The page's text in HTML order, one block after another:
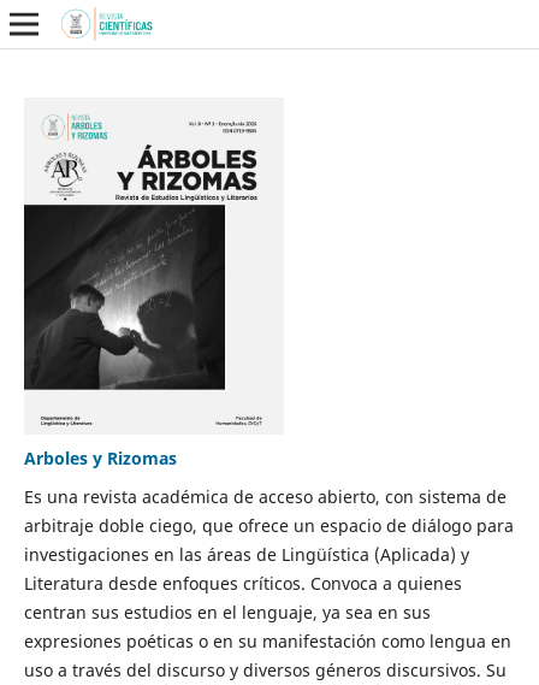
Arboles y Rizomas
Es una revista académica de acceso abierto, con sistema de
arbitraje doble ciego, que ofrece un espacio de diálogo para
investigaciones en las áreas de Lingüística (Aplicada) y
Literatura desde enfoques críticos. Convoca a quienes
centran sus estudios en el lenguaje, ya sea en sus
expresiones poéticas o en su manifestación como lengua en
uso a través del discurso y diversos géneros discursivos. Su